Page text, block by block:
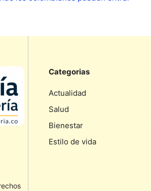
Categorias
Actualidad
Salud
Bienestar
Estilo de vida